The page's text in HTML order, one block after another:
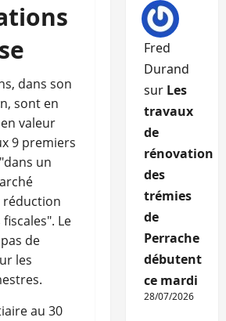
dans son
sont en
valeur
9 premiers
un
réduction
Le
de
les
au 30
Fred
Durand
sur Les
travaux
de
rénovation
des
trémies
de
Perrache
débutent
ce mardi
28/07/2026